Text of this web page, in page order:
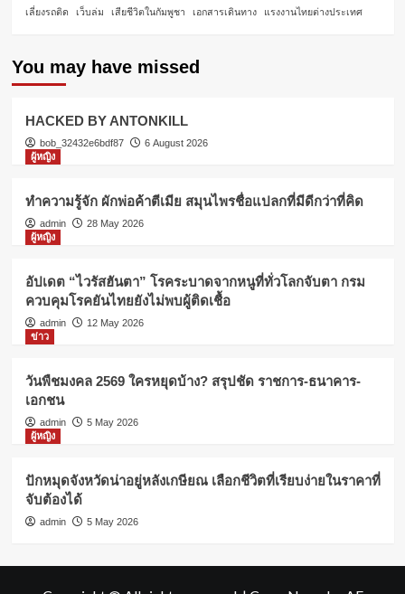
เลี่ยงรถติด เว็บล่ม เสียชีวิตในกัมพูชา เอกสารเดินทาง แรงงานไทยต่างประเทศ
You may have missed
HACKED BY ANTONKILL
bob_32432e6bdf87
6 August 2026
ผู้หญิง
ทำความรู้จัก ผักพ่อค้าตีเมีย สมุนไพรชื่อแปลกที่มีดีกว่าที่คิด
admin
28 May 2026
ผู้หญิง
อัปเดต “ไวรัสฮันตา” โรคระบาดจากหนูที่ทั่วโลกจับตา กรม
ควบคุมโรคยันไทยยังไม่พบผู้ติดเชื้อ
admin
12 May 2026
ข่าว
วันพืชมงคล 2569 ใครหยุดบ้าง? สรุปชัด ราชการ-ธนาคาร-
เอกชน
admin
5 May 2026
ผู้หญิง
ปักหมุดจังหวัดน่าอยู่หลังเกษียณ เลือกชีวิตที่เรียบง่ายในราคาที่
จับต้องได้
admin 5 May 2026